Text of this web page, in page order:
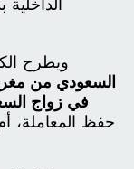
ويطرح
السعودي من
في زواج
حفظ المعاملة،